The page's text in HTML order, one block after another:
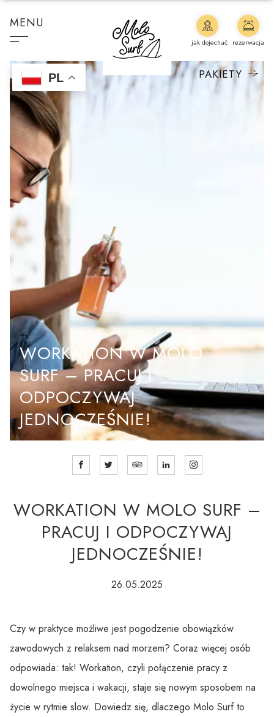
MENU
PL PAKIETY
jak dojechać rezerwacja
WORKATION W MOLO
SURF – PRACUJ I
ODPOCZYWAJ
JEDNOCZEŚNIE!
WORKATION W MOLO SURF –
PRACUJ I ODPOCZYWAJ
JEDNOCZEŚNIE!
26.05.2025
Czy w praktyce możliwe jest pogodzenie obowiązków
zawodowych z relaksem nad morzem? Coraz więcej osób
odpowiada: tak! Workation, czyli połączenie pracy z
dowolnego miejsca i wakacji, staje się nowym sposobem na
życie w rytmie slow. Dowiedz się, dlaczego Molo Surf to